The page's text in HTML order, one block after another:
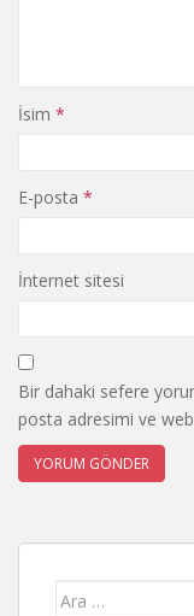
İsim *
E-posta *
İnternet sitesi
Bir dahaki sefere
posta adresimi ve
Search